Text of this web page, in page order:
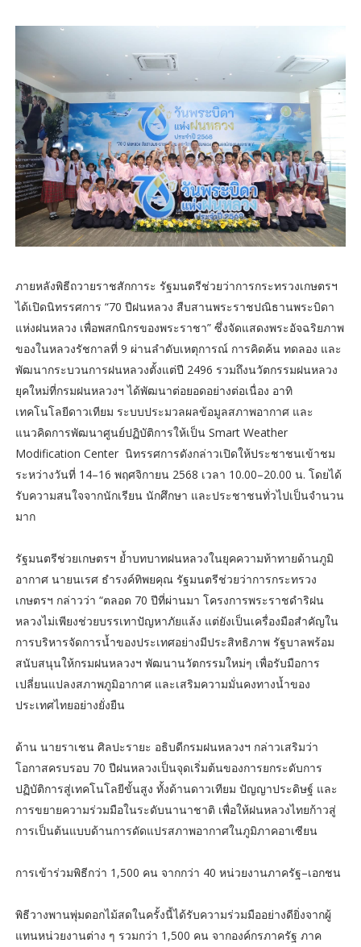
ภายหลังพิธีถวายราชสักการะ รัฐมนตรีช่วยว่าการกระทรวงเกษตรฯ
ได้เปิดนิทรรศการ “70 ปีฝนหลวง สืบสานพระราชปณิธานพระบิดา
แห่งฝนหลวง เพื่อพสกนิกรของพระราชา” ซึ่งจัดแสดงพระอัจฉริยภาพ
ของในหลวงรัชกาลที่ 9 ผ่านลำดับเหตุการณ์ การคิดค้น ทดลอง และ
พัฒนากระบวนการฝนหลวงตั้งแต่ปี 2496 รวมถึงนวัตกรรมฝนหลวง
ยุคใหม่ที่กรมฝนหลวงฯ ได้พัฒนาต่อยอดอย่างต่อเนื่อง อาทิ
เทคโนโลยีดาวเทียม ระบบประมวลผลข้อมูลสภาพอากาศ และ
แนวคิดการพัฒนาศูนย์ปฏิบัติการให้เป็น Smart Weather
Modification Center นิทรรศการดังกล่าวเปิดให้ประชาชนเข้าชม
ระหว่างวันที่ 14–16 พฤศจิกายน 2568 เวลา 10.00–20.00 น. โดยได้
รับความสนใจจากนักเรียน นักศึกษา และประชาชนทั่วไปเป็นจำนวน
มาก
รัฐมนตรีช่วยเกษตรฯ ย้ำบทบาทฝนหลวงในยุคความท้าทายด้านภูมิ
อากาศ นายนเรศ ธำรงค์ทิพยคุณ รัฐมนตรีช่วยว่าการกระทรวง
เกษตรฯ กล่าวว่า “ตลอด 70 ปีที่ผ่านมา โครงการพระราชดำริฝน
หลวงไม่เพียงช่วยบรรเทาปัญหาภัยแล้ง แต่ยังเป็นเครื่องมือสำคัญใน
การบริหารจัดการน้ำของประเทศอย่างมีประสิทธิภาพ รัฐบาลพร้อม
สนับสนุนให้กรมฝนหลวงฯ พัฒนานวัตกรรมใหม่ๆ เพื่อรับมือการ
เปลี่ยนแปลงสภาพภูมิอากาศ และเสริมความมั่นคงทางน้ำของ
ประเทศไทยอย่างยั่งยืน
ด้าน นายราเชน ศิลปะรายะ อธิบดีกรมฝนหลวงฯ กล่าวเสริมว่า
โอกาสครบรอบ 70 ปีฝนหลวงเป็นจุดเริ่มต้นของการยกระดับการ
ปฏิบัติการสู่เทคโนโลยีขั้นสูง ทั้งด้านดาวเทียม ปัญญาประดิษฐ์ และ
การขยายความร่วมมือในระดับนานาชาติ เพื่อให้ฝนหลวงไทยก้าวสู่
การเป็นต้นแบบด้านการดัดแปรสภาพอากาศในภูมิภาคอาเซียน
การเข้าร่วมพิธีกว่า 1,500 คน จากกว่า 40 หน่วยงานภาครัฐ–เอกชน
พิธีวางพานพุ่มดอกไม้สดในครั้งนี้ได้รับความร่วมมืออย่างดียิ่งจากผู้
แทนหน่วยงานต่าง ๆ รวมกว่า 1,500 คน จากองค์กรภาครัฐ ภาค